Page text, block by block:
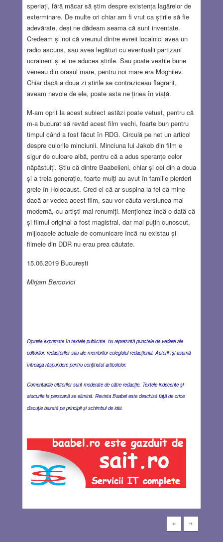
speriați, fără măcar să știm despre existența lagărelor de
exterminare. De multe ori chiar am fi vrut ca știrile să fie
adevărate, deși ne dădeam seama că sunt inventate.
Credeam și noi că vreunul dintre evreii localnici avea un
radio ascuns, sau avea legături cu eventualii partizani
ucraineni și el ne aducea știrile. Sau poate veștile bune
veneau din orașul mare, pentru noi mare era Moghilev.
Chiar dacă a doua zi știrile se contraziceau flagrant,
aveam nevoie de ele, poate asta ne ținea în viață.
M-am oprit la acest subiect astăzi poate vetust, pentru că
m-a bucurat să revăd acest film vechi, foarte bun pentru
timpul când a fost făcut în RDG. Circulă pe net un articol
despre culorile minciunii. Minciuna lui Jakob din film e
sigur de culoare albă, pentru că a adus speranțe celor
năpăstuiți. Știu că dintre Baabelieni, chiar și cei din a doua
și a treia generație, foarte mulți au avut în familie pierderi
grele în Holocaust. Cred ei că ar suspina la fel ca mine
dacă ar vedea acest film, sau vor căuta versiunea mai
modernă, cu artiști mai renumiți. Menționez încă o dată că
și filmul original a fost magistral, dar mai puțin cunoscut,
mijloacele actuale de comunicare încă nu existau și
filmele din DDR nu erau prea căutate.
15.06.2019 București
Mirjam Bercovici
Opiniile exprimate în textele publicate nu reprezintă punctele de vedere ale
editorilor, redactorilor sau ale membrilor colegiului redacţional. Autorii îşi asumă
întreaga răspundere pentru conţinutul articolelor.
Comentariile cititorilor sunt moderate de către redacţie. Textele indecente şi
atacurile la persoană se elimină. Revista Baabel este deschisă faţă de orice
discuţie bazată pe principii şi schimbul de idei.